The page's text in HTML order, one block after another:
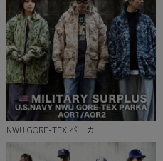
NWU GORE-TEX パーカ